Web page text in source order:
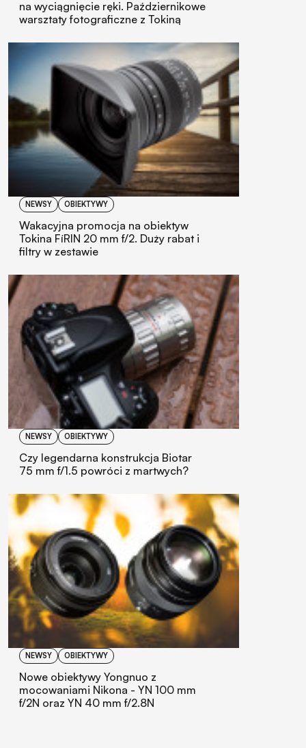
na wyciągnięcie ręki. Październikowe
warsztaty fotograficzne z Tokiną
NEWSY OBIEKTYWY
Wakacyjna promocja na obiektyw
Tokina FíRIN 20 mm f/2. Duży rabat i
filtry w zestawie
NEWSY OBIEKTYWY
Czy legendarna konstrukcja Biotar
75 mm f/1.5 powróci z martwych?
NEWSY OBIEKTYWY
Nowe obiektywy Yongnuo z
mocowaniami Nikona - YN 100 mm
f/2N oraz YN 40 mm f/2.8N